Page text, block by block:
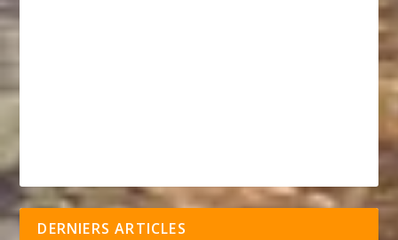
DERNIERS ARTICLES